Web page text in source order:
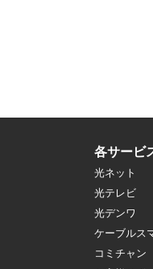
各サービ
光ネット
光テレビ
光デンワ
ケーブルス
コミチャン